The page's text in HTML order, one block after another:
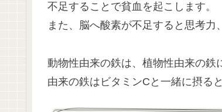
不足することで貧血を起こします。
また、脳へ酸素が不足すると思考力
動物性由来の鉄は、植物性由来の鉄
由来の鉄はビタミンCと一緒に摂る